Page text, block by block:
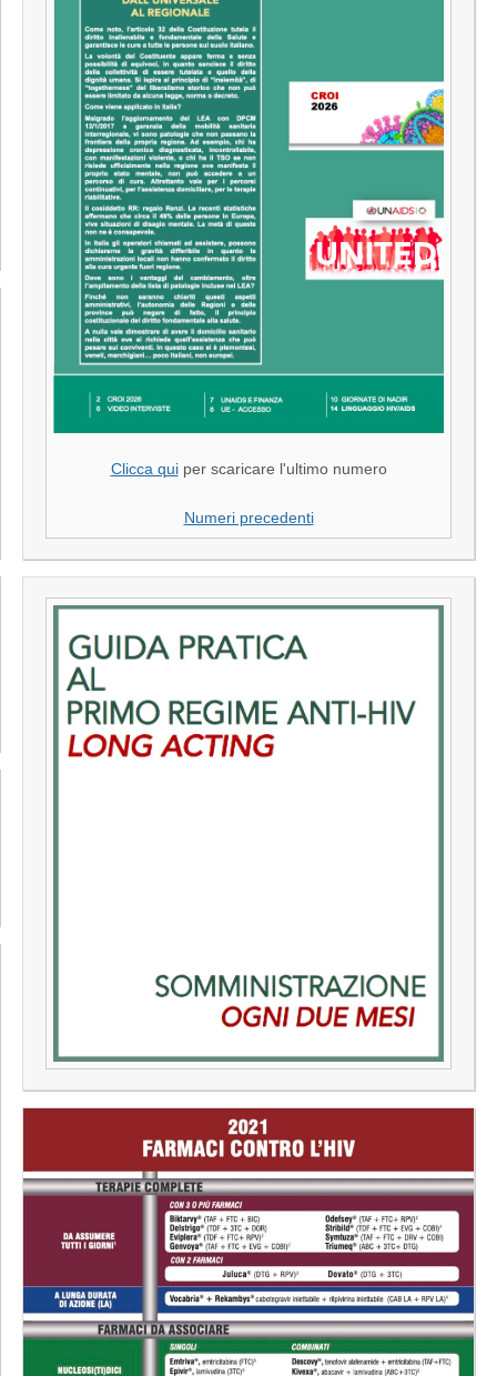
Clicca quiper scaricare l'ultimo numero
Numeri precedenti